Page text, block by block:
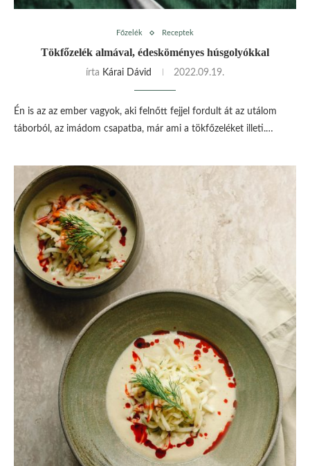
Főzelék Receptek
Tökfőzelék almával, édesköményes húsgolyókkal
írta Kárai Dávid 2022.09.19.
Én is az az ember vagyok, aki felnőtt fejjel fordult át az utálom
táborból, az imádom csapatba, már ami a tökfőzeléket illeti.…